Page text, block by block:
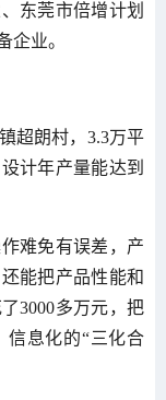
东莞市倍增计划
企业。
超朗村，3.3万平
计年产量能达到
难免有误差，产
能把产品性能和
3000多万元，把
信息化的“三化合